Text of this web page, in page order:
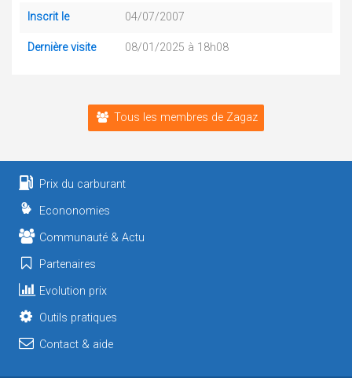
Inscrit le 04/07/2007
Dernière visite 08/01/2025 à 18h08
Tous les membres de Zagaz
Prix du carburant
Econonomies
Communauté & Actu
Partenaires
Evolution prix
Outils pratiques
Contact & aide